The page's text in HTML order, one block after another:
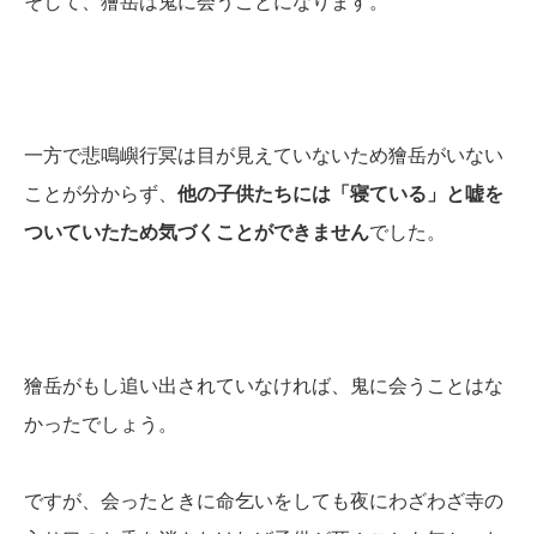
一方で悲鳴嶼行冥は目が見えていないため獪岳がいない
ことが分からず、 他の子供たちには「寝ている」と嘘を
ついていたため気づくことができませんでした。
獪岳がもし追い出されていなければ、鬼に会うことはな
かったでしょう。
ですが、会ったときに命乞いをしても夜にわざわざ寺の